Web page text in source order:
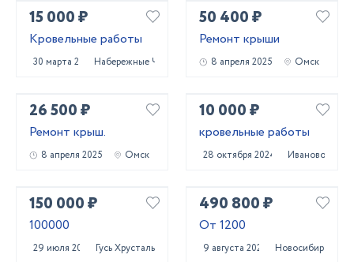
15 000 ₽
Кровельные работы
30 марта 2023 Набережные Челны
50 400 ₽
Ремонт крыши
8 апреля 2025 Омск
26 500 ₽
Ремонт крыш.
8 апреля 2025 Омск
10 000 ₽
кровельные работы
28 октября 2024 Иваново
150 000 ₽
100000
29 июля 2023 Гусь Хрустальный
490 800 ₽
От 1200
9 августа 2024 Новосибирск